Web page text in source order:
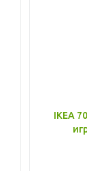
IKEA